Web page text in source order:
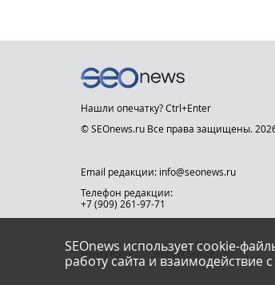
SEOnews использует cookie-
работу сайта и взаимодействие
Нашли опечатку? Ctrl+Enter
© SEOnews.ru Все права защищены.
Email редакции: info@seonews.ru
Телефон редакции:
+7 (909) 261-97-71
This site is protected by reCAPTCHA and the
Privacy Policyand Terms of Serviceapply.